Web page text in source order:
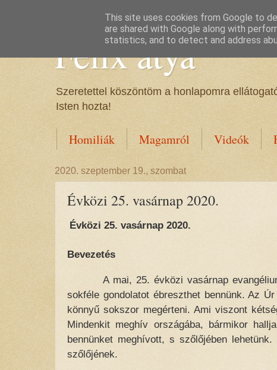
Félix atya
Szeretettel köszöntöm a honlapomra
Isten hozta!
Homiliák Magamról Videók
2020. szeptember 19., szombat
Évközi 25. vasárnap 2020.
Évközi 25. vasárnap 2020.
Bevezetés
A mai, 25. évközi vasárnap
sokféle gondolatot ébreszthet bennünk. Az
könnyű sokszor megérteni. Ami viszont
Mindenkit meghív országába, bármikor
bennünket meghívott, s szőlőjében
szőlőjének.
This site uses cookies from Google to
are shared with Google along with
statistics, and to detect and address